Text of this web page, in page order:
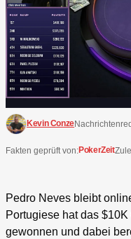
Kevin Conze
Fakten geprüft von:PokerZeit
Pedro Neves bleibt
Portugiese hat das
gewonnen und dabei